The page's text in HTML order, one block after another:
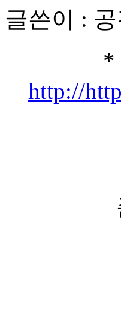
글쓴이 :
*
http://